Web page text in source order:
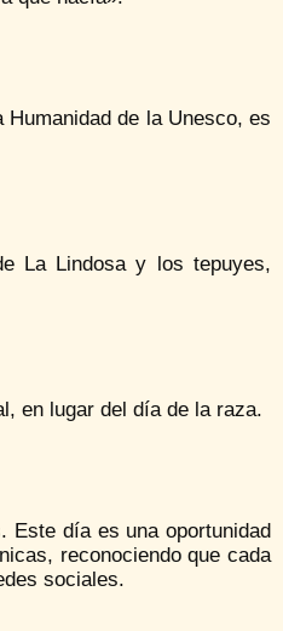
de la Unesco, es
La Lindosa y los tepuyes,
en lugar del día de la raza.
Este día es una oportunidad
reconociendo que cada
sociales.